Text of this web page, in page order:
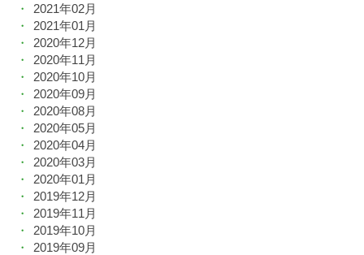
2021年02月
2021年01月
2020年12月
2020年11月
2020年10月
2020年09月
2020年08月
2020年05月
2020年04月
2020年03月
2020年01月
2019年12月
2019年11月
2019年10月
2019年09月